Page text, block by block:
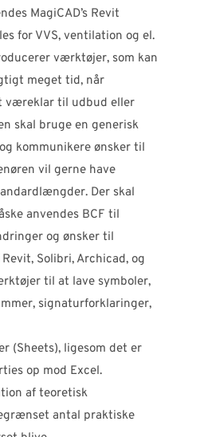
MagiCAD’s Revit
for VVS, ventilation og el.
værktøjer, som kan
meget tid, når
væreklar til udbud eller
skal bruge en generisk
kommunikere ønsker til
vil gerne have
Der skal
anvendes BCF til
og ønsker til
Solibri, Archicad, og
til at lave symboler,
signaturforklaringer,
(Sheets), ligesom det er
op mod Excel.
af teoretisk
antal praktiske